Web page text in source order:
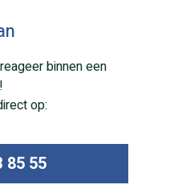
binnen een
op:
85 55